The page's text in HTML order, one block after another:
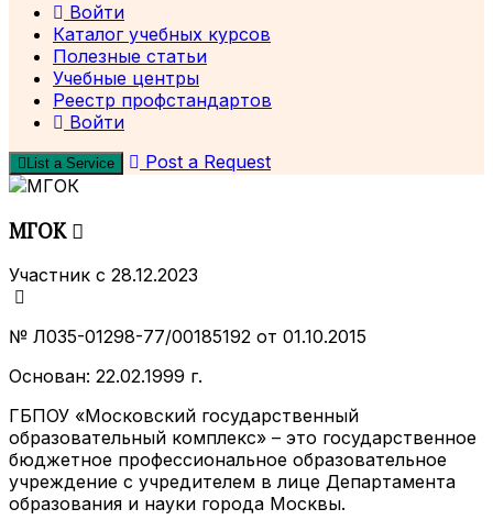
Войти
Каталог учебных курсов
Полезные статьи
Учебные центры
Реестр профстандартов
Войти
List a Service Post a Request
МГОК
Участник с 28.12.2023
№ Л035-01298-77/00185192 от 01.10.2015
Основан: 22.02.1999 г.
ГБПОУ «Московский государственный
образовательный комплекс» – это государственное
бюджетное профессиональное образовательное
учреждение с учредителем в лице Департамента
образования и науки города Москвы.